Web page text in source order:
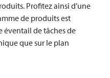
Profitez ainsi d’une
de produits est
éventail de tâches de
que sur le plan